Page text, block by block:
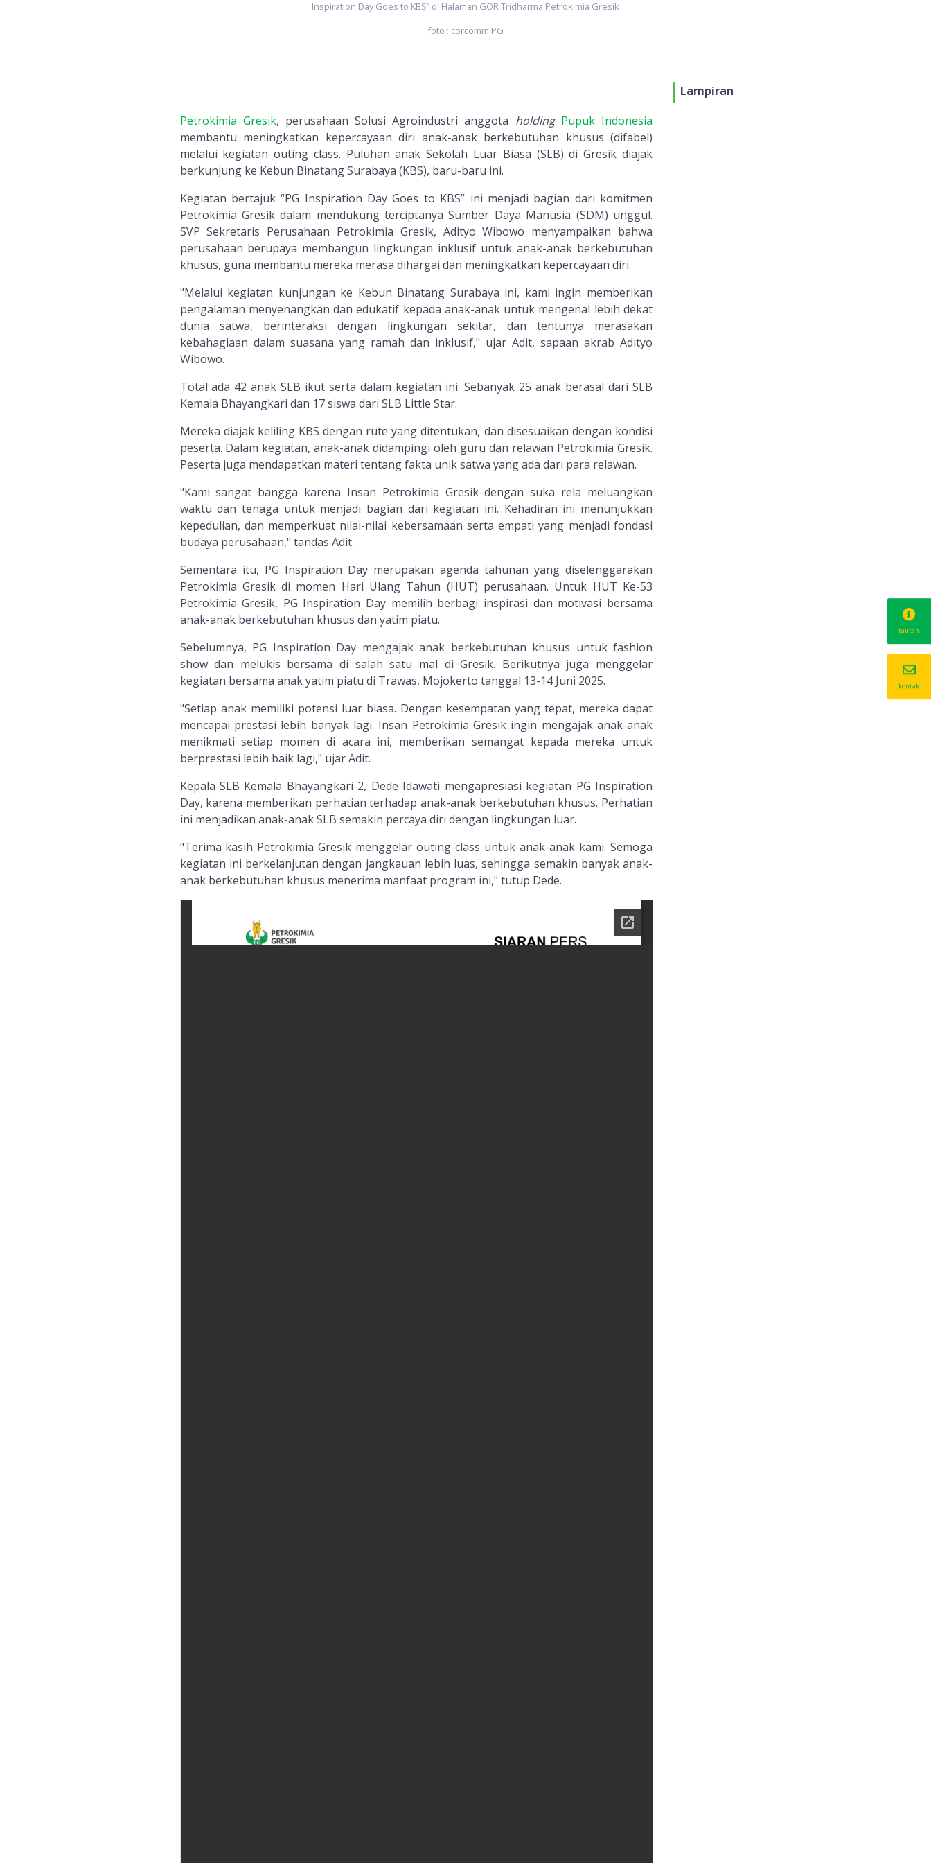
Inspiration Day Goes to KBS” di Halaman GOR Tridharma Petrokimia Gresik
foto : corcomm PG
Petrokimia Gresik, perusahaan Solusi Agroindustri anggota holding Pupuk Indonesia
membantu meningkatkan kepercayaan diri anak-anak berkebutuhan khusus (difabel)
melalui kegiatan outing class. Puluhan anak Sekolah Luar Biasa (SLB) di Gresik diajak
berkunjung ke Kebun Binatang Surabaya (KBS), baru-baru ini.
Kegiatan bertajuk “PG Inspiration Day Goes to KBS” ini menjadi bagian dari komitmen
Petrokimia Gresik dalam mendukung terciptanya Sumber Daya Manusia (SDM) unggul.
SVP Sekretaris Perusahaan Petrokimia Gresik, Adityo Wibowo menyampaikan bahwa
perusahaan berupaya membangun lingkungan inklusif untuk anak-anak berkebutuhan
khusus, guna membantu mereka merasa dihargai dan meningkatkan kepercayaan diri.
"Melalui kegiatan kunjungan ke Kebun Binatang Surabaya ini, kami ingin memberikan
pengalaman menyenangkan dan edukatif kepada anak-anak untuk mengenal lebih dekat
dunia satwa, berinteraksi dengan lingkungan sekitar, dan tentunya merasakan
kebahagiaan dalam suasana yang ramah dan inklusif," ujar Adit, sapaan akrab Adityo
Wibowo.
Total ada 42 anak SLB ikut serta dalam kegiatan ini. Sebanyak 25 anak berasal dari SLB
Kemala Bhayangkari dan 17 siswa dari SLB Little Star.
Mereka diajak keliling KBS dengan rute yang ditentukan, dan disesuaikan dengan kondisi
peserta. Dalam kegiatan, anak-anak didampingi oleh guru dan relawan Petrokimia Gresik.
Peserta juga mendapatkan materi tentang fakta unik satwa yang ada dari para relawan.
"Kami sangat bangga karena Insan Petrokimia Gresik dengan suka rela meluangkan
waktu dan tenaga untuk menjadi bagian dari kegiatan ini. Kehadiran ini menunjukkan
kepedulian, dan memperkuat nilai-nilai kebersamaan serta empati yang menjadi fondasi
budaya perusahaan," tandas Adit.
Sementara itu, PG Inspiration Day merupakan agenda tahunan yang diselenggarakan
Petrokimia Gresik di momen Hari Ulang Tahun (HUT) perusahaan. Untuk HUT Ke-53
Petrokimia Gresik, PG Inspiration Day memilih berbagi inspirasi dan motivasi bersama
anak-anak berkebutuhan khusus dan yatim piatu.
Sebelumnya, PG Inspiration Day mengajak anak berkebutuhan khusus untuk fashion
show dan melukis bersama di salah satu mal di Gresik. Berikutnya juga menggelar
kegiatan bersama anak yatim piatu di Trawas, Mojokerto tanggal 13-14 Juni 2025.
"Setiap anak memiliki potensi luar biasa. Dengan kesempatan yang tepat, mereka dapat
mencapai prestasi lebih banyak lagi. Insan Petrokimia Gresik ingin mengajak anak-anak
menikmati setiap momen di acara ini, memberikan semangat kepada mereka untuk
berprestasi lebih baik lagi," ujar Adit.
Kepala SLB Kemala Bhayangkari 2, Dede Idawati mengapresiasi kegiatan PG Inspiration
Day, karena memberikan perhatian terhadap anak-anak berkebutuhan khusus. Perhatian
ini menjadikan anak-anak SLB semakin percaya diri dengan lingkungan luar.
"Terima kasih Petrokimia Gresik menggelar outing class untuk anak-anak kami. Semoga
kegiatan ini berkelanjutan dengan jangkauan lebih luas, sehingga semakin banyak anak-
anak berkebutuhan khusus menerima manfaat program ini," tutup Dede.
Lampiran
tautan
kontak